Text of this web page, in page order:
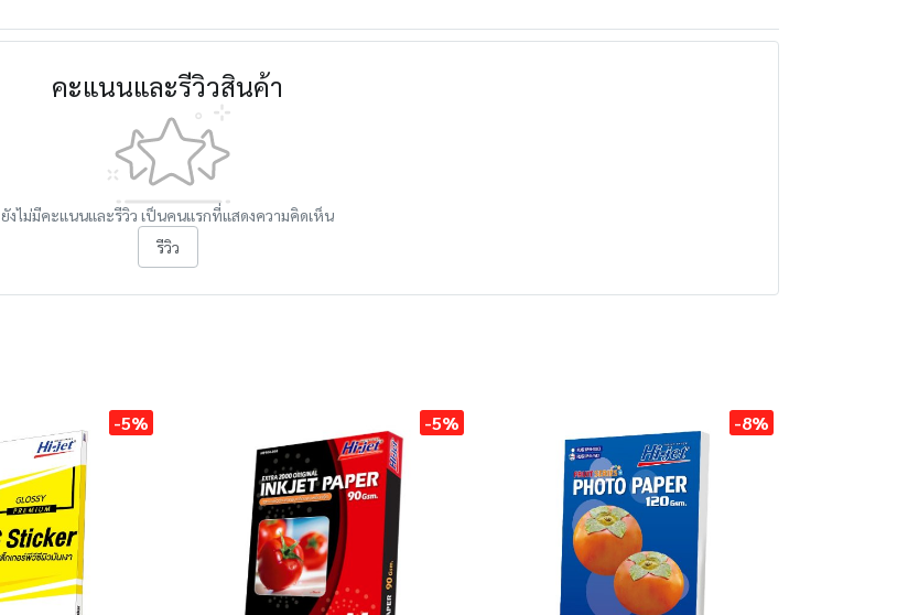
คะแนนและรีวิวสินค้า
ยังไม่มีคะแนนและรีวิว เป็นคนแรกที่แสดงความคิดเห็น
รีวิว
-5% -5% -8%